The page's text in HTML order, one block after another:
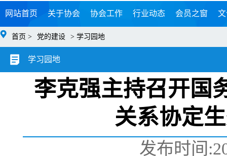
网站首页 关于协会 协会工作 行业动态 会员之窗
首页 > 党的建设 > 学习园地
学习园地
李克强主持召开国
关系协定
发布时间